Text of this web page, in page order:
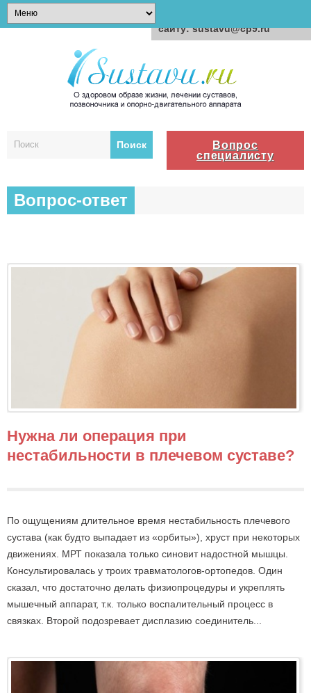
Вопрос
специалисту
Вопрос-ответ
Нужна ли операция при
нестабильности в плечевом суставе?
По ощущениям длительное время нестабильность плечевого
сустава (как будто выпадает из «орбиты»), хруст при некоторых
движениях. МРТ показала только синовит надостной мышцы.
Консультировалась у троих травматологов-ортопедов. Один
сказал, что достаточно делать физиопроцедуры и укреплять
мышечный аппарат, т.к. только воспалительный процесс в
связках. Второй подозревает дисплазию соединитель...
сайту: sustavu@cp9.ru